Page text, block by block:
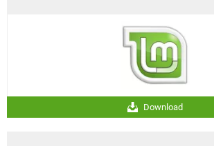
Download